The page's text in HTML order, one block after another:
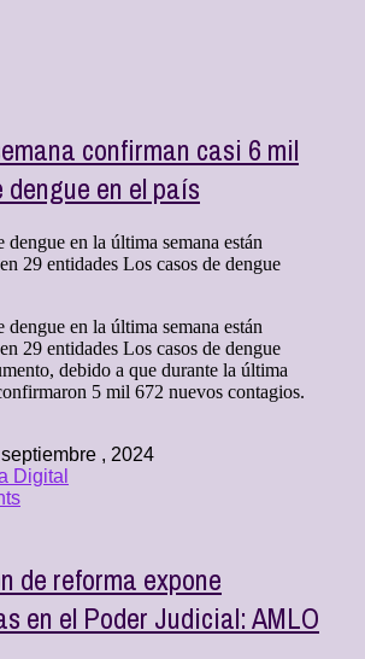
confirman casi 6 mil
dengue en el país
dengue en la última semana están
29 entidades Los casos de dengue
dengue en la última semana están
29 entidades Los casos de dengue
debido a que durante la última
5 mil 672 nuevos contagios.
, 2024
Digital
de reforma expone
en el Poder Judicial: AMLO